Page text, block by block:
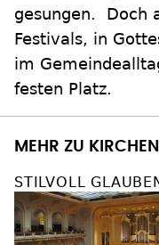
gesungen. Doch
Festivals, in
im
festen Platz.
MEHR ZU
STILVOLL